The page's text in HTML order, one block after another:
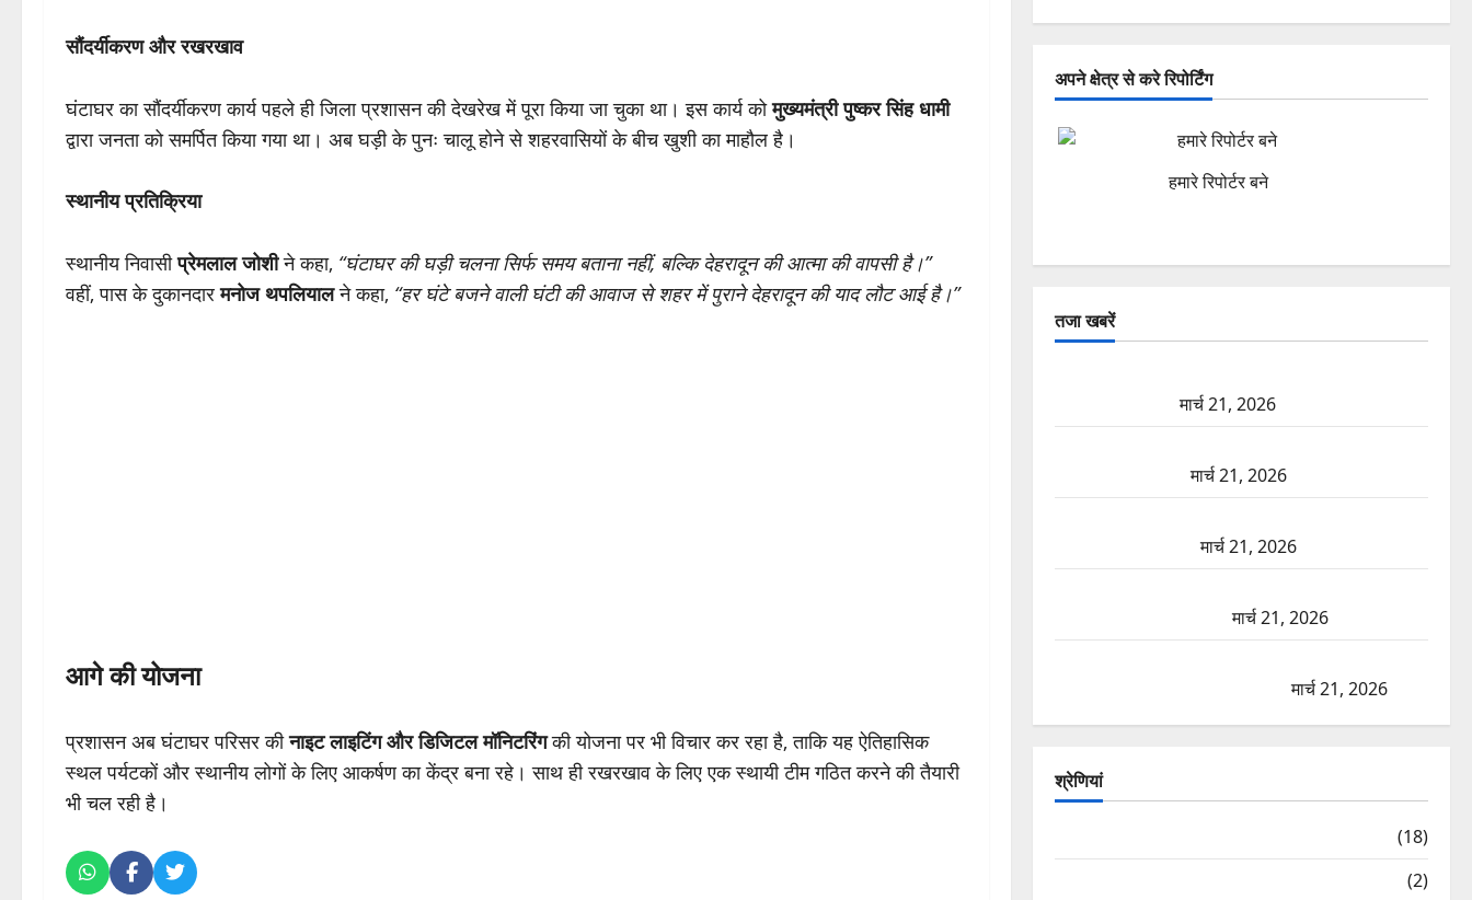
सौंदर्यीकरण और रखरखाव
घंटाघर का सौंदर्यीकरण कार्य पहले ही जिला प्रशासन की देखरेख में पूरा किया जा चुका था। इस कार्य कोमुख्यमंत्री पुष्कर सिंह धामी
द्वारा जनता को समर्पित किया गया था। अब घड़ी के पुनः चालू होने से शहरवासियों के बीच खुशी का माहौल है।
स्थानीय प्रतिक्रिया
स्थानीय निवासीप्रेमलाल जोशीने कहा, “घंटाघर की घड़ी चलना सिर्फ समय बताना नहीं, बल्कि देहरादून की आत्मा की वापसी है।”
वहीं, पास के दुकानदारमनोज थपलियालने कहा, “हर घंटे बजने वाली घंटी की आवाज से शहर में पुराने देहरादून की याद लौट आई है।”
आगे की योजना
प्रशासन अब घंटाघर परिसर कीनाइट लाइटिंग और डिजिटल मॉनिटरिंगकी योजना पर भी विचार कर रहा है, ताकि यह ऐतिहासिक
स्थल पर्यटकों और स्थानीय लोगों के लिए आकर्षण का केंद्र बना रहे। साथ ही रखरखाव के लिए एक स्थायी टीम गठित करने की तैयारी
भी चल रही है।
अपने क्षेत्र से करे रिपोर्टिंग
हमारे रिपोर्टर बने
तजा खबरें
मार्च 21, 2026
मार्च 21, 2026
मार्च 21, 2026
मार्च 21, 2026
मार्च 21, 2026
श्रेणियां
(18)
(2)